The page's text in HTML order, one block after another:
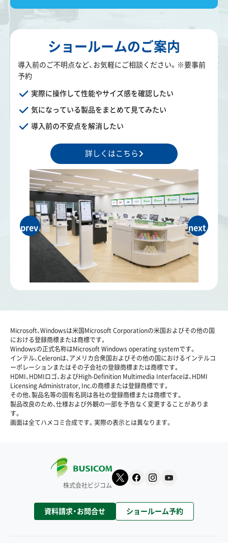
ショールームのご案内
導入前のご不明点など、お気軽にご相談ください。※要事前
予約
実際に操作して性能やサイズ感を確認したい
気になっている製品をまとめて見てみたい
導入前の不安点を解消したい
詳しくはこちら
Microsoft、Windowsは米国Microsoft Corporationの米国およびその他の国
における登録商標または商標です。
Windowsの正式名称はMicrosoft Windows operating systemです。
インテル、Celeronは、アメリカ合衆国およびその他の国におけるインテルコ
ーポレーションまたはその子会社の登録商標または商標です。
HDMI、HDMIロゴ、およびHigh-Definition Multimedia Interfaceは、HDMI
Licensing Administrator, Inc.の商標または登録商標です。
その他、製品名等の固有名詞は各社の登録商標または商標です。
製品改良のため、仕様および外観の一部を予告なく変更することがありま
す。
画面は全てハメコミ合成です。実際の表示とは異なります。
株式会社ビジコム
資料請求・お問合せ ショールーム予約